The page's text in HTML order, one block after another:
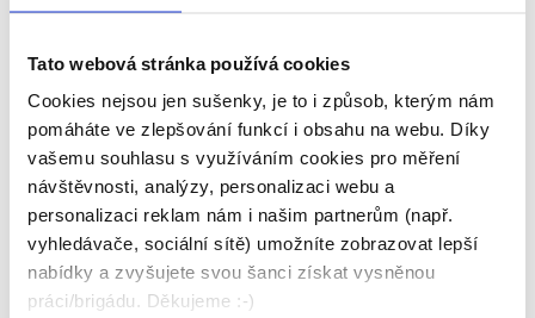
Tato webová stránka používá cookies
Cookies nejsou jen sušenky, je to i způsob, kterým nám
pomáháte ve zlepšování funkcí i obsahu na webu. Díky
vašemu souhlasu s využíváním cookies pro měření
návštěvnosti, analýzy, personalizaci webu a
personalizaci reklam nám i našim partnerům (např.
vyhledávače, sociální sítě) umožníte zobrazovat lepší
nabídky a zvyšujete svou šanci získat vysněnou
práci/brigádu. Děkujeme :-)
Kovy, Kovy, Kovy :)